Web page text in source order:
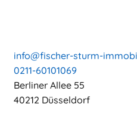
info@fischer-sturm-
0211-60101069
Berliner Allee 55
40212 Düsseldorf